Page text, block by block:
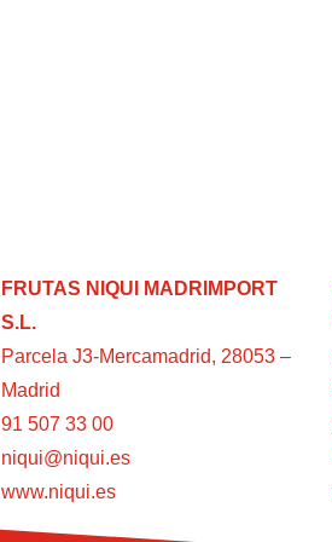
FRUTAS NIQUI MADRIMPORT
S.L.
Parcela J3-Mercamadrid, 28053 –
Madrid
91 507 33 00
niqui@niqui.es
www.niqui.es